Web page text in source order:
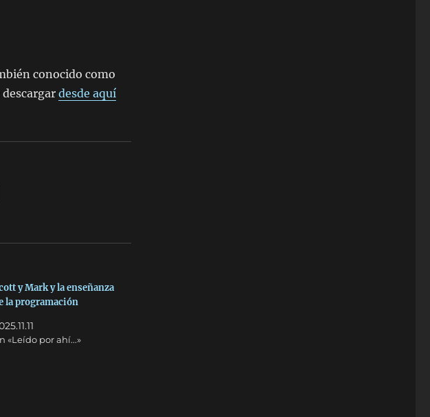
conocido como
descargardesde aquí
y Mark y la enseñanza
la programación
«Leído por ahí...»